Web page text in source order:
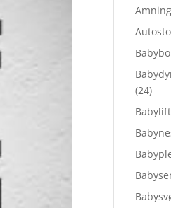
Amning
(24)